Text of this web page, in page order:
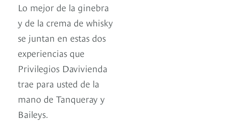
Lo mejor de la ginebra
y de la crema de whisky
se juntan en estas dos
experiencias que
Privilegios Davivienda
trae para usted de la
mano de Tanqueray y
Baileys.